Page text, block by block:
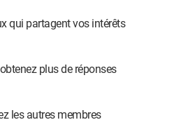
qui partagent vos intérêts
plus de réponses
les autres membres